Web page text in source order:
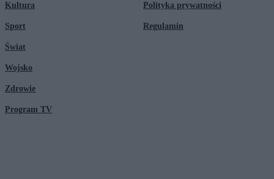
Kultura
Sport
Świat
Wojsko
Zdrowie
Program TV
Polityka prywatności
Regulamin